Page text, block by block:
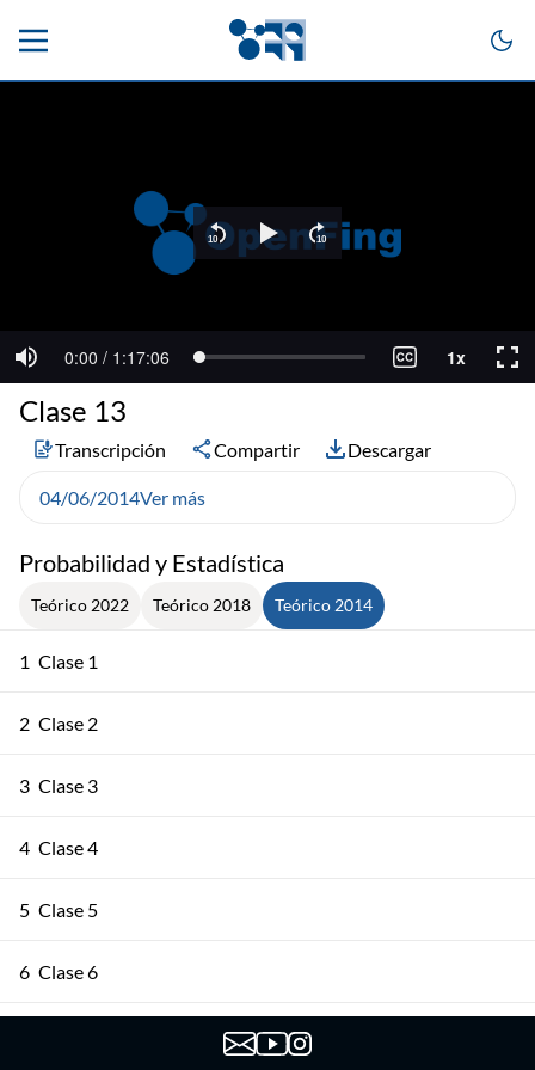
Probabilidad y Estadística
Teórico 2022 Teórico 2018 Teórico 2014
1 Clase 1
2 Clase 2
3 Clase 3
4 Clase 4
5 Clase 5
6 Clase 6
Clase 13
Transcripción Compartir Descargar
04/06/2014Ver más